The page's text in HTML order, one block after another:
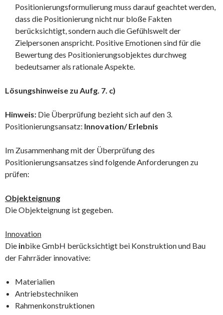
Positionierungsformulierung muss darauf geachtet werden,
dass die Positionierung nicht nur bloße Fakten
berücksichtigt, sondern auch die Gefühlswelt der
Zielpersonen anspricht. Positive Emotionen sind für die
Bewertung des Positionierungsobjektes durchweg
bedeutsamer als rationale Aspekte.
Lösungshinweise zu Aufg. 7. c)
Hinweis: Die Überprüfung bezieht sich auf den 3.
Positionierungsansatz: Innovation/ Erlebnis
Im Zusammenhang mit der Überprüfung des
Positionierungsansatzes sind folgende Anforderungen zu
prüfen:
Objekteignung
Die Objekteignung ist gegeben.
Innovation
Die inbike GmbH berücksichtigt bei Konstruktion und Bau
der Fahrräder innovative:
Materialien
Antriebstechniken
Rahmenkonstruktionen